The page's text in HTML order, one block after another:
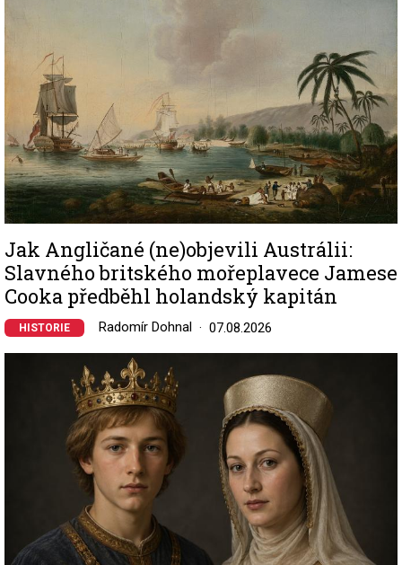
Jak Angličané (ne)objevili Austrálii:
Slavného britského mořeplavece Jamese
Cooka předběhl holandský kapitán
HISTORIE Radomír Dohnal 07.08.2026